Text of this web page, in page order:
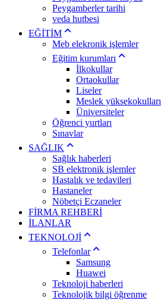
Peygamberler tarihi
veda hutbesi
EĞİTİM
Meb elekronik işlemler
Eğitim kurumları
İlkokullar
Ortaokullar
Liseler
Meslek yüksekokulları
Üniversiteler
Öğrenci yurtları
Sınavlar
SAĞLIK
Sağlık haberleri
SB elektronik işlemler
Hastalık ve tedavileri
Hastaneler
Nöbetçi Eczaneler
FİRMA REHBERİ
İLANLAR
TEKNOLOJİ
Telefonlar
Samsung
Huawei
Teknoloji haberleri
Teknolojik bilgi öğrenme